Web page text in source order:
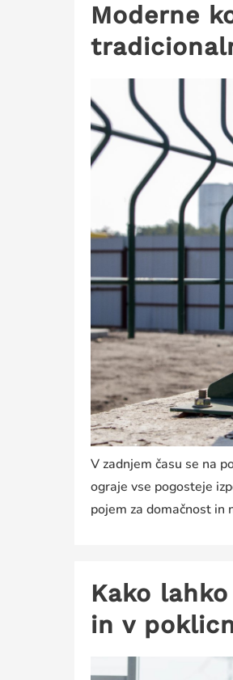
Moderne
V zadnjem času se na
ograje vse pogosteje
pojem za domačnost in
Kako
in v